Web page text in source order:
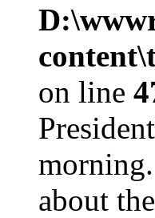
on line
about